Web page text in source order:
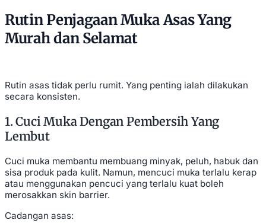
Rutin Penjagaan Muka Asas Yang
Murah dan Selamat
Rutin asas tidak perlu rumit. Yang penting ialah dilakukan
secara konsisten.
1. Cuci Muka Dengan Pembersih Yang
Lembut
Cuci muka membantu membuang minyak, peluh, habuk dan
sisa produk pada kulit. Namun, mencuci muka terlalu kerap
atau menggunakan pencuci yang terlalu kuat boleh
merosakkan skin barrier.
Cadangan asas: